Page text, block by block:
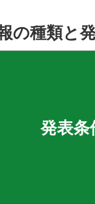
の種類と
発表条